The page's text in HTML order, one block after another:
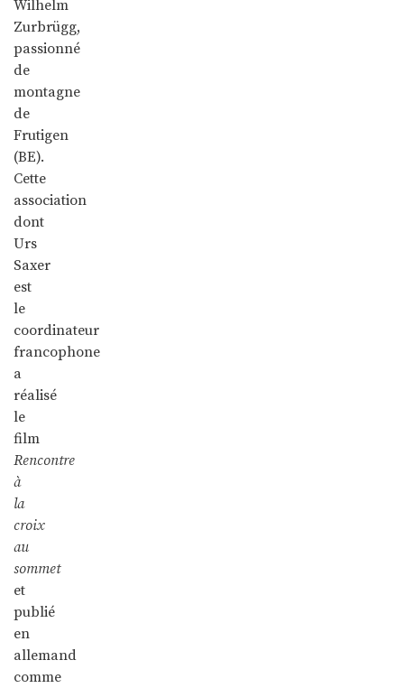
Wilhelm
Zurbrügg,
passionné
de
montagne
de
Frutigen
(BE).
Cette
association
dont
Urs
Saxer
est
le
coordinateur
francophone
a
réalisé
le
film
Rencontre
à
la
croix
au
sommet
et
publié
en
allemand
comme